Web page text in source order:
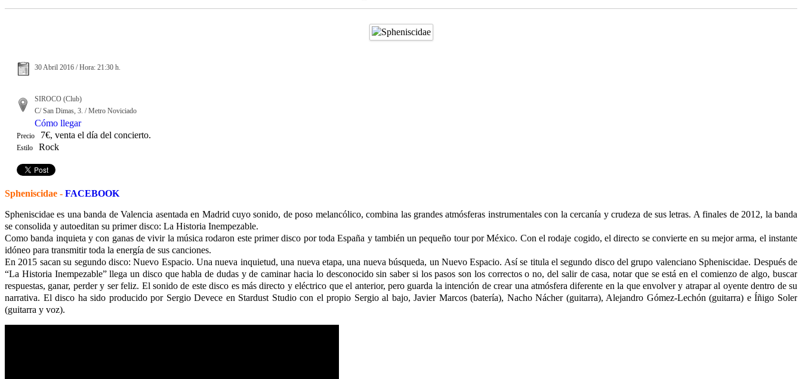
30 Abril 2016 / Hora: 21:30 h.
SIROCO (Club)
C/ San Dimas, 3. / Metro Noviciado
Cómo llegar
Precio 7€, venta el día del concierto.
Estilo Rock
Spheniscidae - FACEBOOK
Spheniscidae es una banda de Valencia asentada en Madrid cuyo sonido, de poso melancólico, combina las grandes atmósferas instrumentales con la cercanía y crudeza de sus letras. A finales de 2012, la banda
se consolida y autoeditan su primer disco: La Historia Inempezable.
Como banda inquieta y con ganas de vivir la música rodaron este primer disco por toda España y también un pequeño tour por México. Con el rodaje cogido, el directo se convierte en su mejor arma, el instante
idóneo para transmitir toda la energía de sus canciones.
En 2015 sacan su segundo disco: Nuevo Espacio. Una nueva inquietud, una nueva etapa, una nueva búsqueda, un Nuevo Espacio. Así se titula el segundo disco del grupo valenciano Spheniscidae. Después de
“La Historia Inempezable” llega un disco que habla de dudas y de caminar hacia lo desconocido sin saber si los pasos son los correctos o no, del salir de casa, notar que se está en el comienzo de algo, buscar
respuestas, ganar, perder y ser feliz. El sonido de este disco es más directo y eléctrico que el anterior, pero guarda la intención de crear una atmósfera diferente en la que envolver y atrapar al oyente dentro de su
narrativa. El disco ha sido producido por Sergio Devece en Stardust Studio con el propio Sergio al bajo, Javier Marcos (batería), Nacho Nácher (guitarra), Alejandro Gómez-Lechón (guitarra) e Íñigo Soler
(guitarra y voz).